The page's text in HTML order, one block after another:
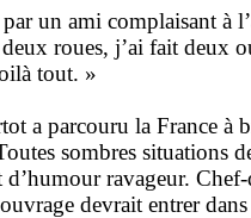
un ami complaisant à
roues, j’ai fait deux
tout. »
a parcouru la France à
sombres situations
d’humour ravageur.
devrait entrer dans